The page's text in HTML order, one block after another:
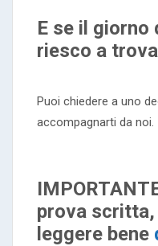
E se il giorno
riesco a
Puoi chiedere a uno
accompagnarti da noi.
prova
leggere bene